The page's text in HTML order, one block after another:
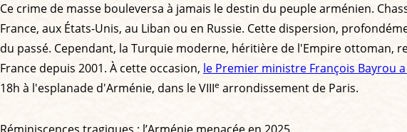
Ce crime de masse bouleversa à jamais le destin du peuple arménien.
France, aux États-Unis, au Liban ou en Russie. Cette dispersion,
du passé. Cependant, la Turquie moderne, héritière de l'Empire ottoman,
France depuis 2001. À cette occasion, le Premier ministre François Bayrou
18h à l'esplanade d'Arménie, dans le VIIIe arrondissement de Paris.​